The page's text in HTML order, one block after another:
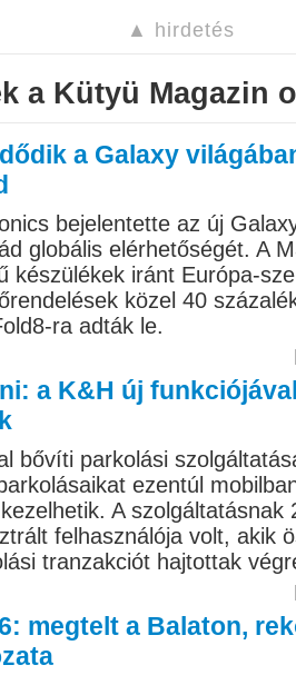
▲ hirdetés
a Kütyü Magazin
a Galaxy
bejelentette az új
globális elérhetőségét. A
készülékek iránt Európa-
közel 40
ra adták le.
a K&H új
bővíti parkolási
ezentúl
A szolgáltatásnak
felhasználója volt, akik
tranzakciót hajtottak
megtelt a Balaton,